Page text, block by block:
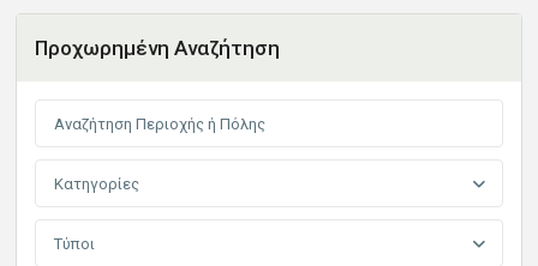
Προχωρημένη Αναζήτηση
Κατηγορίες
Τύποι